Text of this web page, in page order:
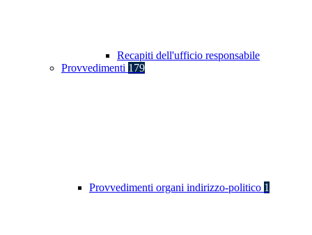
Recapiti dell'ufficio responsabile
Provvedimenti 179
Provvedimenti organi indirizzo-politico 1